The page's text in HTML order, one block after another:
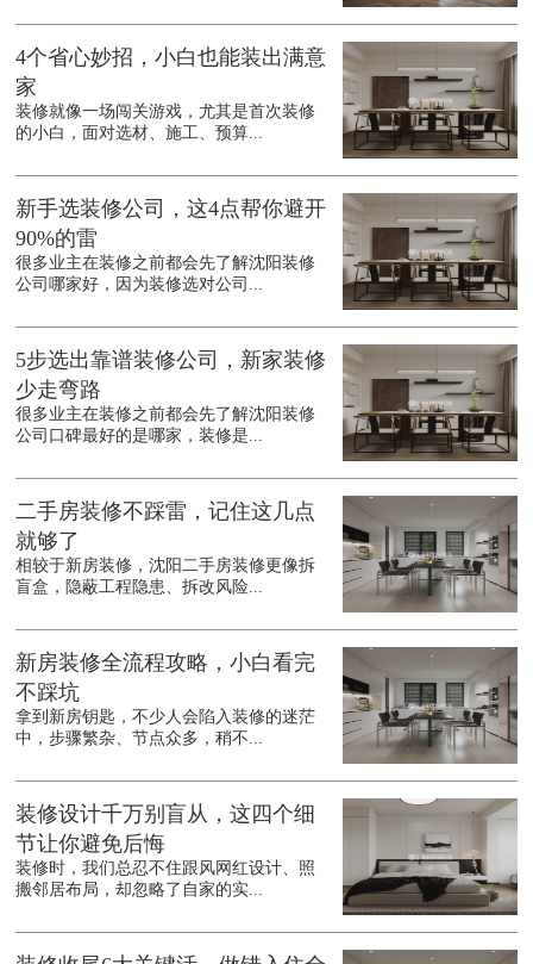
4个省心妙招，小白也能装出满意
家
装修就像一场闯关游戏，尤其是首次装修
的小白，面对选材、施工、预算...
新手选装修公司，这4点帮你避开
90%的雷
很多业主在装修之前都会先了解沈阳装修
公司哪家好，因为装修选对公司...
5步选出靠谱装修公司，新家装修
少走弯路
很多业主在装修之前都会先了解沈阳装修
公司口碑最好的是哪家，装修是...
二手房装修不踩雷，记住这几点
就够了
相较于新房装修，沈阳二手房装修更像拆
盲盒，隐蔽工程隐患、拆改风险...
新房装修全流程攻略，小白看完
不踩坑
拿到新房钥匙，不少人会陷入装修的迷茫
中，步骤繁杂、节点众多，稍不...
装修设计千万别盲从，这四个细
节让你避免后悔
装修时，我们总忍不住跟风网红设计、照
搬邻居布局，却忽略了自家的实...